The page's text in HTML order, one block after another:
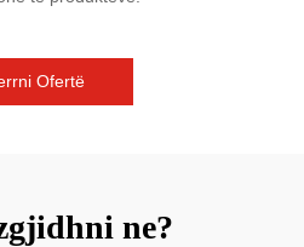
Ofertë
ne?